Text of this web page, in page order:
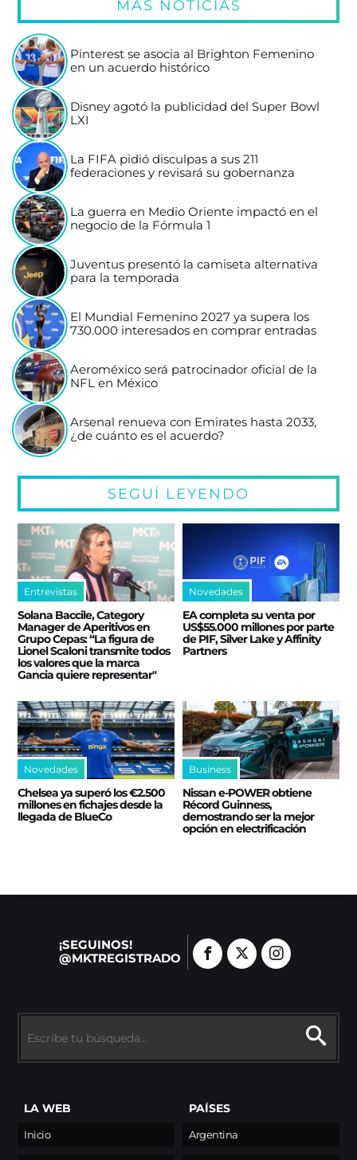
MÁS NOTICIAS
Pinterest se asocia al Brighton Femenino
en un acuerdo histórico
Disney agotó la publicidad del Super Bowl
LXI
La FIFA pidió disculpas a sus 211
federaciones y revisará su gobernanza
La guerra en Medio Oriente impactó en el
negocio de la Fórmula 1
Juventus presentó la camiseta alternativa
para la temporada
El Mundial Femenino 2027 ya supera los
730.000 interesados en comprar entradas
Aeroméxico será patrocinador oficial de la
NFL en México
Arsenal renueva con Emirates hasta 2033,
¿de cuánto es el acuerdo?
SEGUÍ LEYENDO
Entrevistas
Solana Baccile, Category
Manager de Aperitivos en
Grupo Cepas: “La figura de
Lionel Scaloni transmite todos
los valores que la marca
Gancia quiere representar"
Novedades
EA completa su venta por
US$55.000 millones por parte
de PIF, Silver Lake y Affinity
Partners
Novedades
Chelsea ya superó los €2.500
millones en fichajes desde la
llegada de BlueCo
Business
Nissan e‑POWER obtiene
Récord Guinness,
demostrando ser la mejor
opción en electrificación
¡SEGUINOS!
@MKTREGISTRADO
LA WEB
Inicio
PAÍSES
Argentina